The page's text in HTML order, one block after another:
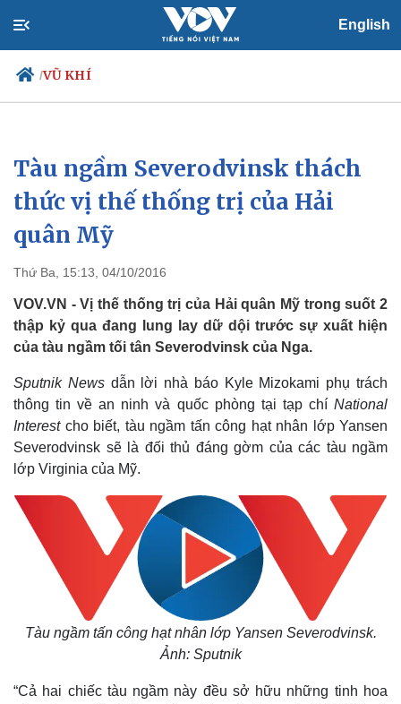
English
/VŨ KHÍ
Chính trị
Đảng
Tổ chức nhân sự
Quốc hội
Nhận diện sự thật
Xã hội
Tin 24h
Dự báo thời tiết
Tàu ngầm Severodvinsk thách
thức vị thế thống trị của Hải
quân Mỹ
Thứ Ba, 15:13, 04/10/2016
VOV.VN - Vị thế thống trị của Hải quân Mỹ trong suốt 2
thập kỷ qua đang lung lay dữ dội trước sự xuất hiện
của tàu ngầm tối tân Severodvinsk của Nga.
Sputnik Newsdẫn lời nhà báo Kyle Mizokami phụ trách
thông tin về an ninh và quốc phòng tại tạp chí National
Interest cho biết, tàu ngầm tấn công hạt nhân lớp Yansen
Severodvinsk sẽ là đối thủ đáng gờm của các tàu ngầm
lớp Virginia của Mỹ.
Tàu ngầm tấn công hạt nhân lớp Yansen Severodvinsk.
Ảnh: Sputnik
“Cả hai chiếc tàu ngầm này đều sở hữu những tinh hoa